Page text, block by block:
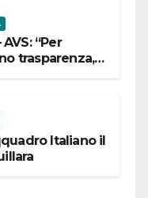
“Per
trasparenza,
Italiano il